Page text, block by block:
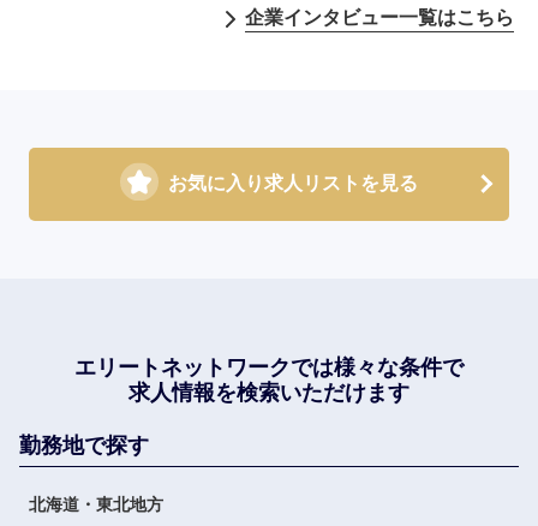
企業インタビュー一覧はこちら
お気に入り求人リストを見る
エリートネットワークでは様々な条件で
求人情報を検索いただけます
勤務地で探す
北海道・東北地方